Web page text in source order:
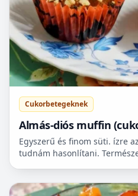
Cukorbetegeknek
Almás-diós muffin
Egyszerű és finom süti. ízre
tudnám hasonlítani.